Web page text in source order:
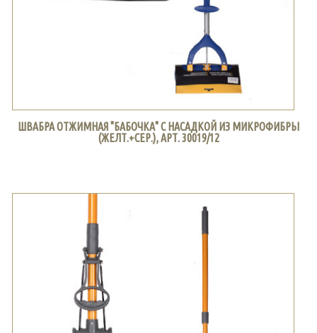
ШВАБРА ОТЖИМНАЯ "БАБОЧКА" С НАСАДКОЙ ИЗ МИКРОФИБРЫ
(ЖЕЛТ.+СЕР.), АРТ. 30019/12